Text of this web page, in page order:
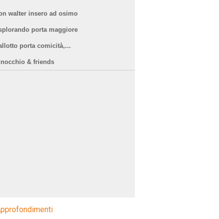
walter insero ad osimo
porta maggiore
porta comicità,...
& friends